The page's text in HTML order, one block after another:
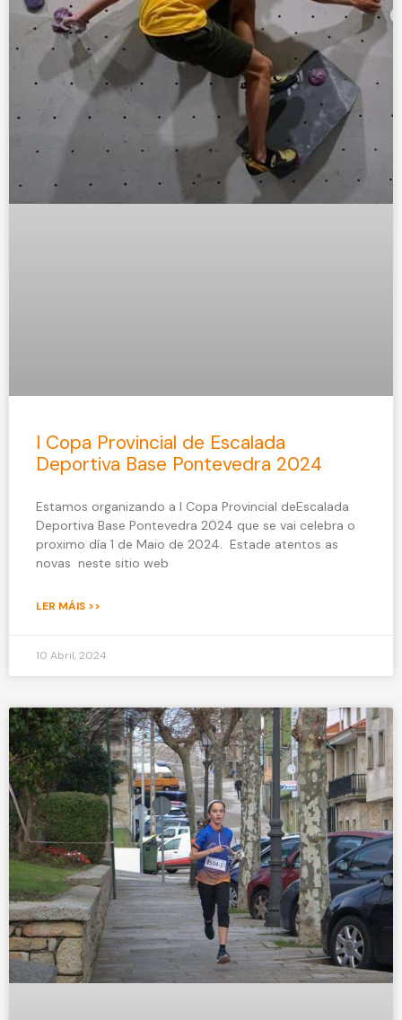
I Copa Provincial de Escalada
Deportiva Base Pontevedra 2024
Estamos organizando a I Copa Provincial deEscalada
Deportiva Base Pontevedra 2024 que se vai celebra o
proximo día 1 de Maio de 2024. Estade atentos as
novas neste sitio web
LER MÁIS >>
10 Abril, 2024